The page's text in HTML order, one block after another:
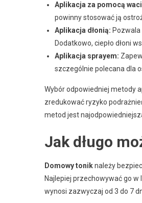
Aplikacja za pomocą
powinny stosować ją
Aplikacja dłonią:
Dodatkowo, ciepło dłoni
Aplikacja sprayem:
szczególnie polecana dla
Wybór odpowiedniej metody
zredukować ryzyko
metod jest
Jak długo
Domowy toniknależy
Najlepiej przechowywać go
wynosi zazwyczaj od 3 do 7